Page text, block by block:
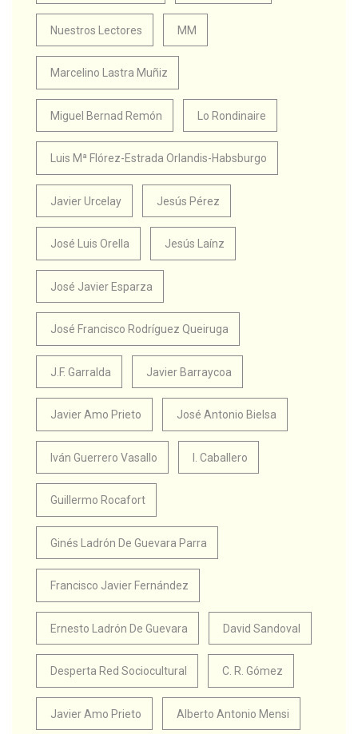
Nuestros Lectores MM
Marcelino Lastra Muñiz
Miguel Bernad Remón Lo Rondinaire
Luis Mª Flórez-Estrada Orlandis-Habsburgo
Javier Urcelay Jesús Pérez
José Luis Orella Jesús Laínz
José Javier Esparza
José Francisco Rodríguez Queiruga
J.F. Garralda Javier Barraycoa
Javier Amo Prieto José Antonio Bielsa
Iván Guerrero Vasallo I. Caballero
Guillermo Rocafort
Ginés Ladrón De Guevara Parra
Francisco Javier Fernández
Ernesto Ladrón De Guevara David Sandoval
Desperta Red Sociocultural C. R. Gómez
Javier Amo Prieto Alberto Antonio Mensi